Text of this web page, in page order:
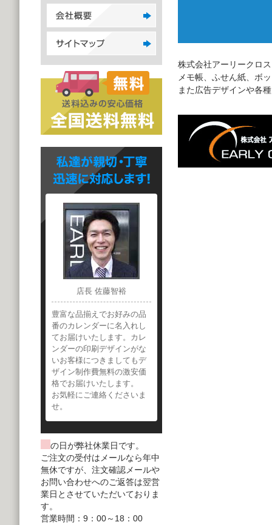
株式会社アーリークロ
メモ帳、ふせん紙、ボ
また広告デザインや各
店長 佐藤智裕
豊富な品揃えでお好みの品
番のカレンダーに名入れし
てお届けいたします。カレ
ンダーの印刷デザインがな
いお客様につきましてもデ
ザイン制作費無料の激安価
格でお届けいたします。
お気軽にご連絡くださいま
せ。
の日が弊社休業日です。
ご注文の受付はメールなら年中
無休ですが、注文確認メールや
お問い合わせへのご返答は翌営
業日とさせていただいておりま
す。
営業時間：9：00～18：00